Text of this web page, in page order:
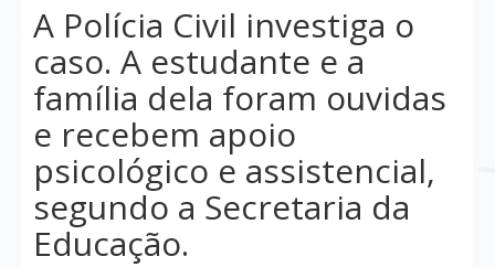
A Polícia Civil investiga o
caso. A estudante e a
família dela foram ouvidas
e recebem apoio
psicológico e assistencial,
segundo a Secretaria da
Educação.